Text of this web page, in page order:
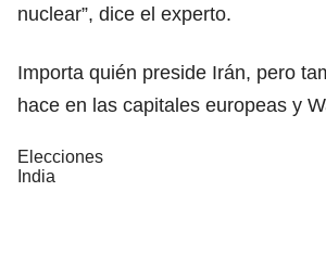
nuclear”, dice el experto.
Importa quién preside Irán, pero
hace en las capitales europeas y
Elecciones
India